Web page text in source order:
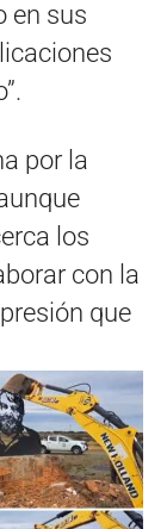
en sus
por la
los
con la
que